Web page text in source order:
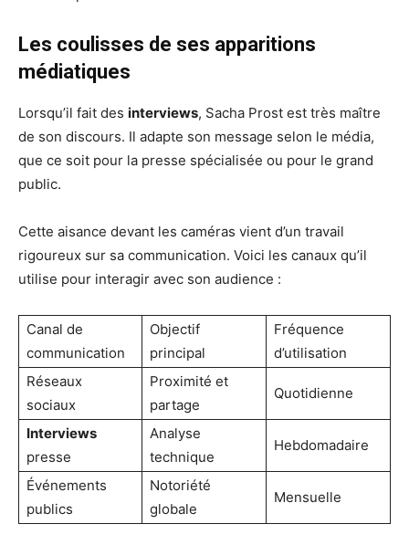
Les coulisses de ses apparitions
médiatiques
Lorsqu’il fait des interviews, Sacha Prost est très maître
de son discours. Il adapte son message selon le média,
que ce soit pour la presse spécialisée ou pour le grand
public.
Cette aisance devant les caméras vient d’un travail
rigoureux sur sa communication. Voici les canaux qu’il
utilise pour interagir avec son audience :
Canal de
communication
Objectif
principal
Fréquence
d’utilisation
Réseaux
sociaux
Proximité et
partage
Quotidienne
Interviews
presse
Analyse
technique
Hebdomadaire
Événements
publics
Notoriété
globale
Mensuelle